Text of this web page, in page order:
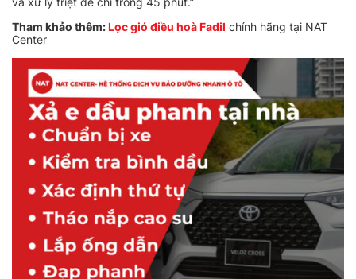
Tham khảo thêm:Lọc gió điều hoà Fadil chính hãng tại NAT
Center